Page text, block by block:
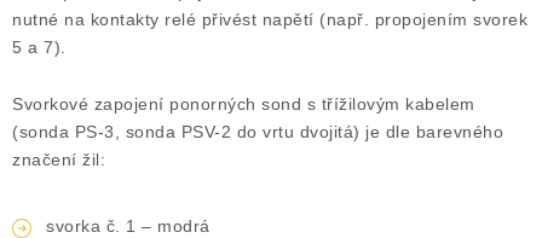
nutné na kontakty relé přivést napětí (např. propojením svorek
5 a 7).
Svorkové zapojení ponorných sond s třížilovým kabelem
(sonda PS-3, sonda PSV-2 do vrtu dvojitá) je dle barevného
značení žil:
svorka č. 1 – modrá